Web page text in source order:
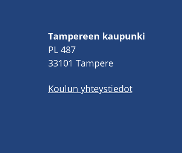
Tampereen kaupunki
PL 487
33101 Tampere
Koulun yhteystiedot